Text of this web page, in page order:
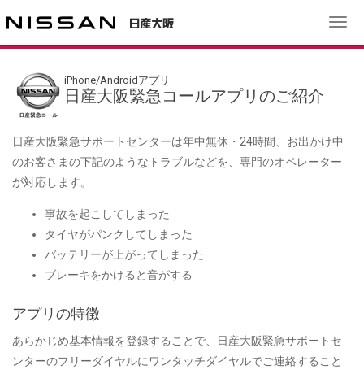
切
り
iPhone/Androidアプリ
日産大阪緊急コールアプリのご紹介
日産大阪緊急サポートセンターは年中無休・24時間、お出かけ中
のお客さまの下記のようなトラブルなどを、専門のオペレーター
が対応します。
事故を起こしてしまった
タイヤがパンクしてしまった
バッテリーが上がってしまった
ブレーキをかけると音がする
アプリの特徴
あらかじめ基本情報を登録することで、日産大阪緊急サポートセ
ンターのフリーダイヤルにワンタッチダイヤルでご連絡すること